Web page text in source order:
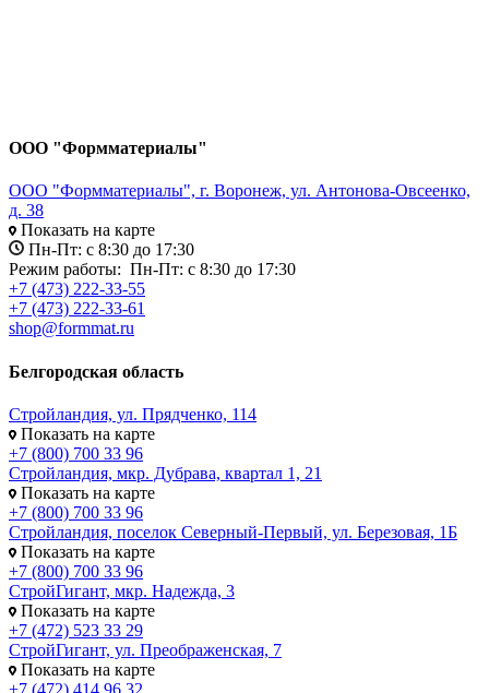
ООО "Формматериалы"
ООО "Формматериалы", г. Воронеж, ул. Антонова-Овсеенко,
д. 38
Показать на карте
Пн-Пт: с 8:30 до 17:30
Режим работы: Пн-Пт: с 8:30 до 17:30
+7 (473) 222-33-55
+7 (473) 222-33-61
shop@formmat.ru
Белгородская область
Стройландия, ул. Прядченко, 114
Показать на карте
+7 (800) 700 33 96
Стройландия, мкр. Дубрава, квартал 1, 21
Показать на карте
+7 (800) 700 33 96
Стройландия, поселок Северный-Первый, ул. Березовая, 1Б
Показать на карте
+7 (800) 700 33 96
СтройГигант, мкр. Надежда, 3
Показать на карте
+7 (472) 523 33 29
СтройГигант, ул. Преображенская, 7
Показать на карте
+7 (472) 414 96 32